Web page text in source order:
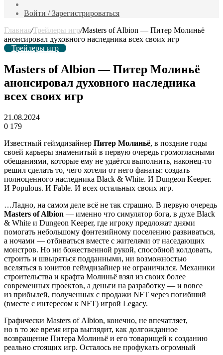
фильм
Войти / Зарегистрироваться
Главная/Трейлеры игр/Masters of Albion — Питер Молиньё
анонсировал духовного наследника всех своих игр
Трейлеры игр
Masters of Albion — Питер Молиньё
анонсировал духовного наследника
всех своих игр
21.08.2024
0 179
Известный геймдизайнер Питер Молиньё, в поздние годы
своей карьеры знаменитый в первую очередь громогласными
обещаниями, которые ему не удаётся выполнить, наконец-то
решил сделать то, чего хотели от него фанаты: создать
полноценного наследника Black & White. И Dungeon Keeper.
И Populous. И Fable. И всех остальных своих игр.
…Ладно, на самом деле всё не так страшно. В первую очередь
Masters of Albion — именно что симулятор бога, в духе Black
& White и Dungeon Keeper, где игроку предложат днями
помогать небольшому фэнтезийному поселению развиваться,
а ночами — отбиваться вместе с жителями от наседающих
монстров. Но ни божественной рукой, способной колдовать,
строить и швыряться подданными, ни возможностью
вселяться в юнитов геймдизайнер не ограничился. Механики
строительства и крафта Молиньё взял из своих более
современных проектов, а деньги на разработку — и вовсе
из прибылей, полученных с продажи NFT через погибший
(вместе с интересом к NFT) игрой Legacy.
Графически Masters of Albion, конечно, не впечатляет,
но в то же время игра выглядит, как долгожданное
возвращение Питера Молиньё и его товарищей к созданию
реально стоящих игр. Осталось не профукать огромный